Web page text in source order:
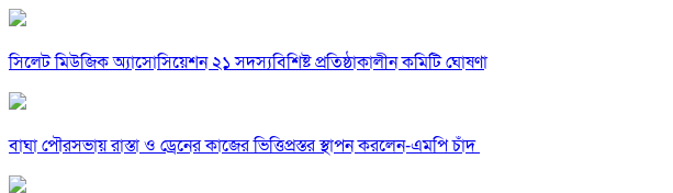
সিলেট মিউজিক অ্যাসোসিয়েশন ২১ সদস্যবিশিষ্ট প্রতিষ্ঠাকালীন কমিটি ঘোষণা
বাঘা পৌরসভায় রাস্তা ও ড্রেনের কাজের ভিত্তিপ্রস্তর স্থাপন করলেন-এমপি চাঁদ